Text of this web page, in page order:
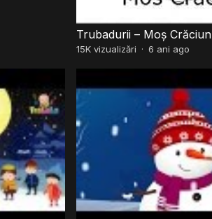
Trubadurii – Moș Crăciun
15K vizualizări · 6 ani ago